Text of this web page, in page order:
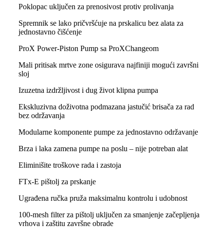
Poklopac uključen za prenosivost protiv prolivanja
Spremnik se lako pričvršćuje na prskalicu bez alata za
jednostavno čišćenje
ProX Power-Piston Pump sa ProXChangeom
Mali pritisak mrtve zone osigurava najfiniji mogući završni
sloj
Izuzetna izdržljivost i dug život klipna pumpa
Ekskluzivna doživotna podmazana jastučić brisača za rad
bez održavanja
Modularne komponente pumpe za jednostavno održavanje
Brza i laka zamena pumpe na poslu – nije potreban alat
Eliminišite troškove rada i zastoja
FTx-E pištolj za prskanje
Ugrađena ručka pruža maksimalnu kontrolu i udobnost
100-mesh filter za pištolj uključen za smanjenje začepljenja
vrhova i zaštitu završne obrade